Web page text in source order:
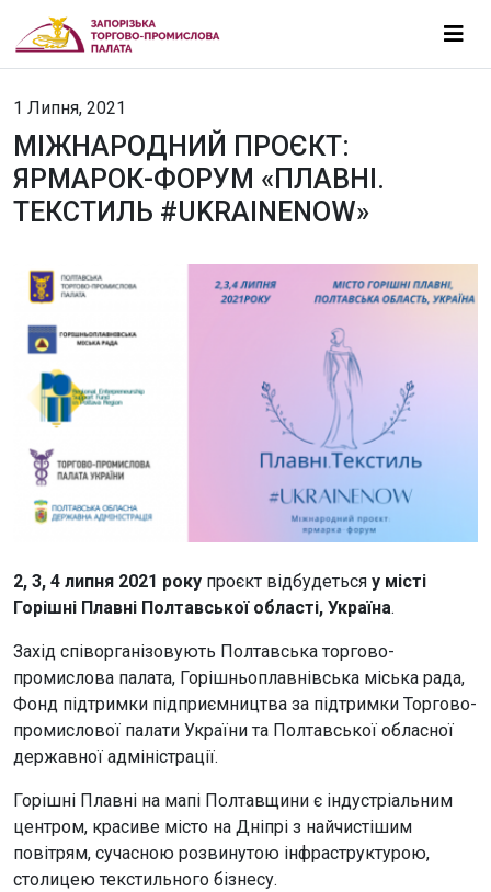
1 Липня, 2021
МІЖНАРОДНИЙ ПРОЄКТ:
ЯРМАРОК-ФОРУМ «ПЛАВНІ.
ТЕКСТИЛЬ #UKRAINENOW»
2, 3, 4 липня 2021 року проєкт відбудеться у місті
Горішні Плавні Полтавської області, Україна.
Захід співорганізовують Полтавська торгово-
промислова палата, Горішньоплавнівська міська рада,
Фонд підтримки підприємництва за підтримки Торгово-
промислової палати України та Полтавської обласної
державної адміністрації.
Горішні Плавні на мапі Полтавщини є індустріальним
центром, красиве місто на Дніпрі з найчистішим
повітрям, сучасною розвинутою інфраструктурою,
столицею текстильного бізнесу.